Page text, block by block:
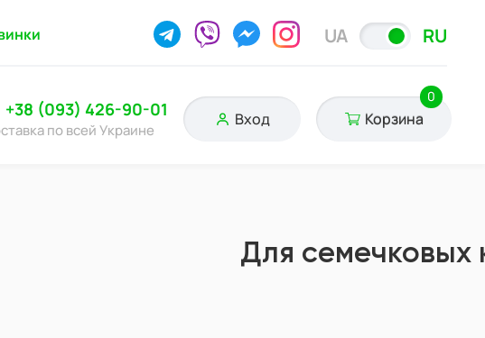
UA RU
+38 (093) 426-90-01
по всей Украине
Вход Корзина
0
Для семечковых